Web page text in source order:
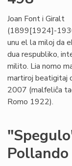
Joan Font i Giralt
(1899[1924]-
unu el la miloj da
dua respubliko,
milito. Lia nomo
martiroj beatigitaj
2007 (malfeliĉa
Romo 1922).
Pollando